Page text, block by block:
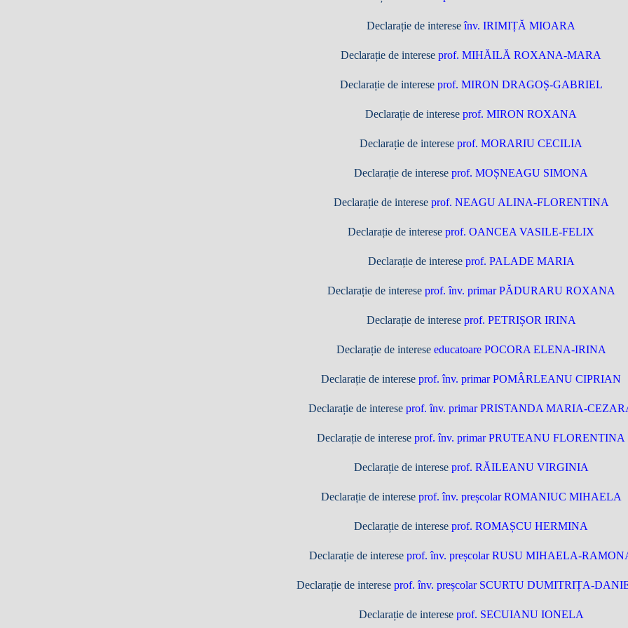
Declarație de intereseînv. IRIMIȚĂ MIOARA
Declarație de interese prof. MIHĂILĂ ROXANA-MARA
Declarație de interese prof. MIRON DRAGOȘ-GABRIEL
Declarație de interese prof. MIRON ROXANA
Declarație de interese prof. MORARIU CECILIA
Declarație de interese prof. MOȘNEAGU SIMONA
Declarație de interese prof. NEAGU ALINA-FLORENTINA
Declarație de interese prof. OANCEA VASILE-FELIX
Declarație de interese prof. PALADE MARIA
Declarație de interese prof. înv. primar PĂDURARU ROXANA
Declarație de interese prof. PETRIȘOR IRINA
Declarație de interese educatoare POCORA ELENA-IRINA
Declarație de interese prof. înv. primar POMÂRLEANU CIPRIAN
Declarație de interese prof. înv. primar PRISTANDA MARIA-
Declarație de interese prof. înv. primar PRUTEANU FLORENTINA
Declarație de interese prof. RĂILEANU VIRGINIA
Declarație de interese prof. înv. preșcolar ROMANIUC MIHAELA
Declarație de interese prof. ROMAȘCU HERMINA
Declarație de interese prof. înv. preșcolar RUSU MIHAELA-
Declarație de interese prof. înv. preșcolar SCURTU DUMITRIȚA-
Declarație de interese prof. SECUIANU IONELA